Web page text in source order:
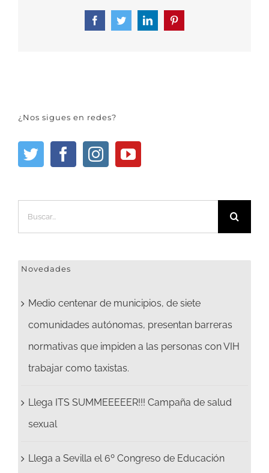
FacebookTwitterLinkedInPinterest
¿Nos sigues en redes?
Novedades
Medio centenar de municipios, de siete
comunidades autónomas, presentan barreras
normativas que impiden a las personas con VIH
trabajar como taxistas.
Llega ITS SUMMEEEEER!!! Campaña de salud
sexual
Llega a Sevilla el 6º Congreso de Educación